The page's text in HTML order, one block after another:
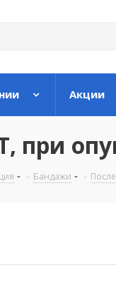
Акции
при
- Бандажи -